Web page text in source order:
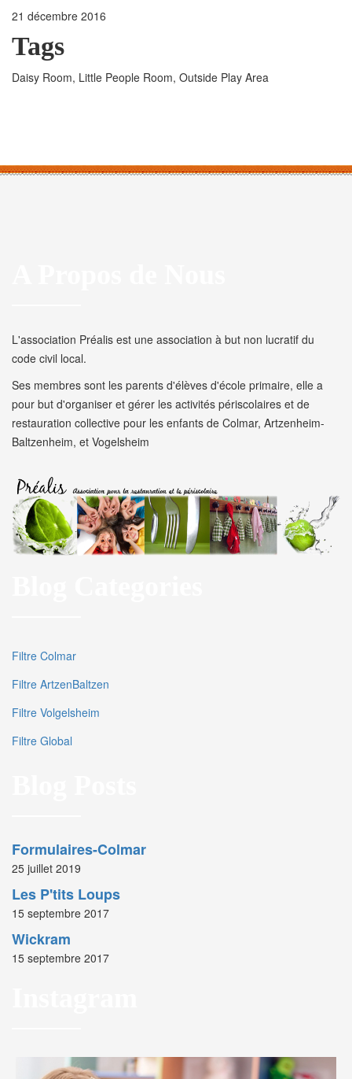
21 décembre 2016
Tags
Daisy Room, Little People Room, Outside Play Area
L'association Préalis est une association à but non lucratif du
code civil local.
Ses membres sont les parents d'élèves d'école primaire, elle a
pour but d'organiser et gérer les activités périscolaires et de
restauration collective pour les enfants de Colmar, Artzenheim-
Baltzenheim, et Vogelsheim
Filtre Colmar
Filtre ArtzenBaltzen
Filtre Volgelsheim
Filtre Global
Formulaires-Colmar
25 juillet 2019
Les P'tits Loups
15 septembre 2017
Wickram
15 septembre 2017